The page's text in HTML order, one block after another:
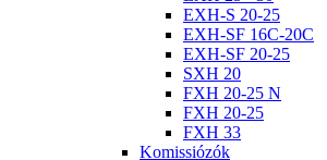
EXH-S 20-25
EXH-SF 16C-20C
EXH-SF 20-25
SXH 20
FXH 20-25 N
FXH 20-25
FXH 33
Komissiózók